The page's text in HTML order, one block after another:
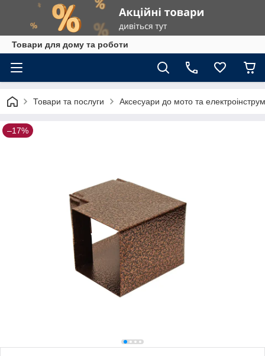
Товари для дому та роботи
Товари та послуги Аксесуари до мото та
–17%